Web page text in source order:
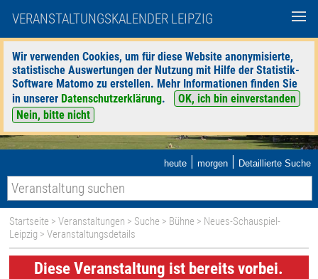
VERANSTALTUNGSKALENDER LEIPZIG
Wir verwenden Cookies, um für diese Website anonymisierte,
statistische Auswertungen der Nutzung mit Hilfe der Statistik-
Software Matomo zu erstellen. Mehr Informationen finden Sie
in unserer Datenschutzerklärung.
OK, ich bin einverstanden
Nein, bitte nicht
heute | morgen | Detaillierte Suche
Startseite >Veranstaltungen > Suche > Bühne > Neues-Schauspiel-
Leipzig > Veranstaltungsdetails
Diese Veranstaltung ist bereits vorbei.